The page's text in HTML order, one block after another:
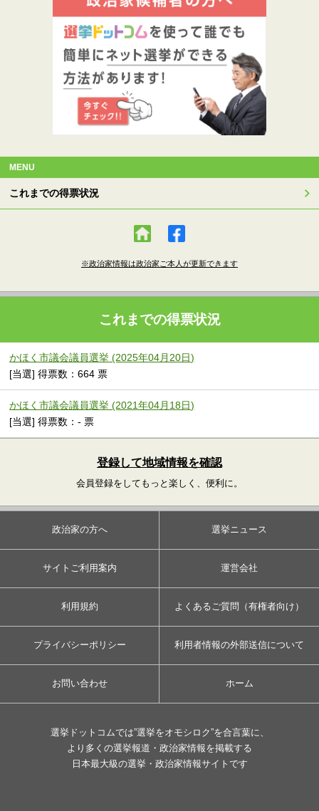
MENU
これまでの得票状況
※政治家情報は政治家ご本人が更新できます
これまでの得票状況
かほく市議会議員選挙 (2025年04月20日)
[当選] 得票数：664 票
かほく市議会議員選挙 (2021年04月18日)
[当選] 得票数：- 票
登録して地域情報を確認
会員登録をしてもっと楽しく、便利に。
政治家の方へ 選挙ニュース
サイトご利用案内 運営会社
利用規約 よくあるご質問（有権者向け）
プライバシーポリシー 利用者情報の外部送信について
お問い合わせ ホーム
選挙ドットコムでは”選挙をオモシロク”を合言葉に、
より多くの選挙報道・政治家情報を掲載する
日本最大級の選挙・政治家情報サイトです